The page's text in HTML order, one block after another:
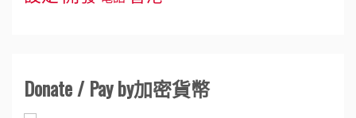
Donate / Pay by加密貨幣